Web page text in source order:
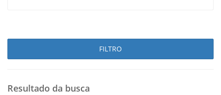
FILTRO
Resultado da busca